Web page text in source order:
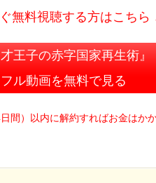
無料視聴する方はこちら
才王子の赤字国家再生術』
フル動画を無料で見る
間）以内に解約すればお金はか